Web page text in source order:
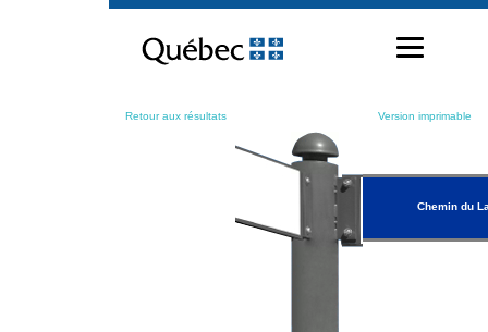
contenu
Retour aux résultats Version imprimable
Chemin du